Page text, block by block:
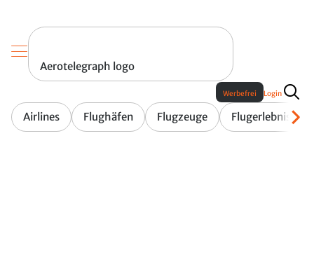
Aerotelegraph logo
Airlines Flughäfen Flugzeuge Flugerlebnis
Werbefrei Login